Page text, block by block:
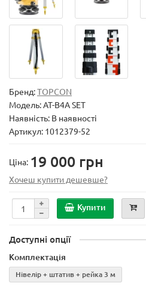
Бренд:TOPCON
Модель:AT-B4A SET
Наявність: В наявності
Артикул: 1012379-52
Ціна: 19 000 грн
Хочеш купити дешевше?
Купити
Доступні опції
Комплектація
Нівелір + штатив + рейка 3 м